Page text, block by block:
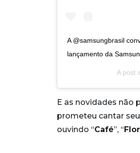
A @samsungbrasil
lançamento da
A post
E as novidades não
prometeu cantar
ouvindo “Café”, “